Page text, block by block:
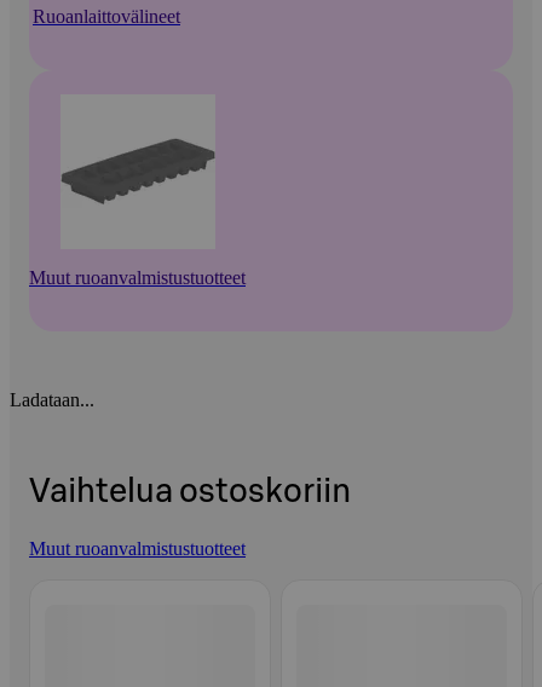
Ruoanlaittovälineet
Muut ruoanvalmistustuotteet
Ladataan...
Vaihtelua ostoskoriin
Muut ruoanvalmistustuotteet